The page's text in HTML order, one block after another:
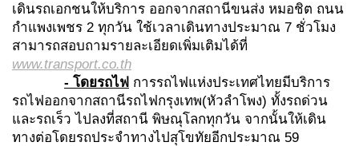
เดินรถเอกชนให้บริการ ออกจากสถานีขนส่ง หมอชิต ถนน
กำแพงเพชร 2 ทุกวัน ใช้เวลาเดินทางประมาณ 7 ชั่วโมง
สามารถสอบถามรายละเอียดเพิ่มเติมได้ที่
www.transport.co.th
- โดยรถไฟ การรถไฟแห่งประเทศไทยมีบริการ
รถไฟออกจากสถานีรถไฟกรุงเทพ(หัวลำโพง) ทั้งรถด่วน
และรถเร็ว ไปลงที่สถานี พิษณุโลกทุกวัน จากนั้นให้เดิน
ทางต่อโดยรถประจำทางไปสุโขทัยอีกประมาณ 59